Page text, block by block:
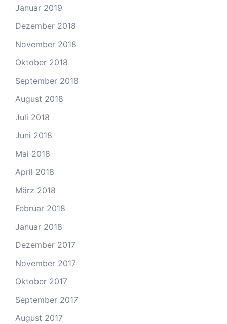
Januar 2019
Dezember 2018
November 2018
Oktober 2018
September 2018
August 2018
Juli 2018
Juni 2018
Mai 2018
April 2018
März 2018
Februar 2018
Januar 2018
Dezember 2017
November 2017
Oktober 2017
September 2017
August 2017